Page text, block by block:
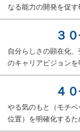
なる能力の開発を促す
３
自分らしさの顕在化
のキャリアビジョンを
４
やる気のもと（モチ
位置）を明確化するた